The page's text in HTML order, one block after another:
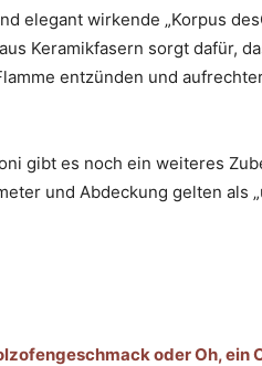
elegant wirkende „Korpus
Keramikfasern sorgt dafür,
entzünden und
gibt es noch ein weiteres
und Abdeckung gelten als
oder Oh, ein